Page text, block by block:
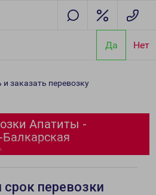
Да Нет
и заказать перевозку
Апатиты -
срок перевозки